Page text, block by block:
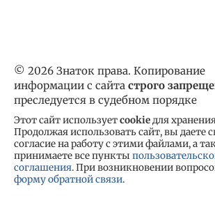
© 2026 Знаток права. Копирование
информации с сайта строго
преследуется в судебном порядке
Этот сайт используетcookieдля
Продолжая использовать сайт, вы даете
согласие на работу с этими файлами, а
принимаете все пункты
соглашения. При возникновении
форму обратной связи.